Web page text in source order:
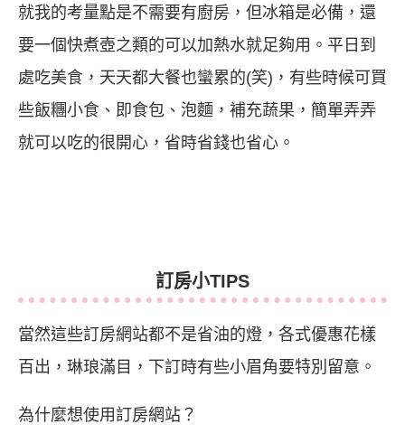
就我的考量點是不需要有廚房，但冰箱是必備，還
要一個快煮壺之類的可以加熱水就足夠用。平日到
處吃美食，天天都大餐也蠻累的(笑)，有些時候可買
些飯糰小食、即食包、泡麵，補充蔬果，簡單弄弄
就可以吃的很開心，省時省錢也省心。
訂房小TIPS
當然這些訂房網站都不是省油的燈，各式優惠花樣
百出，琳琅滿目，下訂時有些小眉角要特別留意。
為什麼想使用訂房網站？